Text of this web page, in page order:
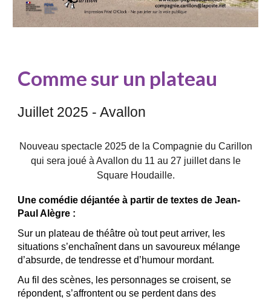
Comme sur un plateau
Juillet 2025 - Avallon
Nouveau spectacle 2025 de la Compagnie du Carillon
qui sera joué à Avallon du 11 au 27 juillet dans le
Square Houdaille.
Une comédie déjantée à partir de textes de Jean-
Paul Alègre :
Sur un plateau de théâtre où tout peut arriver, les
situations s’enchaînent dans un savoureux mélange
d’absurde, de tendresse et d’humour mordant.
Au fil des scènes, les personnages se croisent, se
répondent, s’affrontent ou se perdent dans des